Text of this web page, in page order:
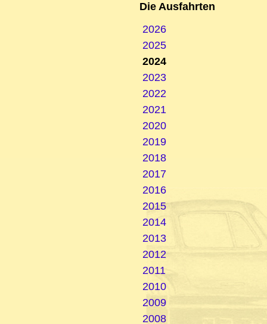
Die Ausfahrten
2026
2025
2024
2023
2022
2021
2020
2019
2018
2017
2016
2015
2014
2013
2012
2011
2010
2009
2008